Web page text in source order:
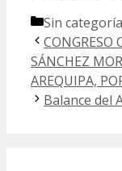
Categorías
Sin categoría
CONGRESO
SÁNCHEZ
AREQUIPA,
Balance del